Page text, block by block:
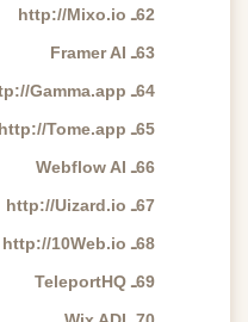
62ـ http://Mixo.io
63ـ Framer AI
64ـ http://Gamma.app
65ـ http://Tome.app
66ـ Webflow AI
67ـ http://Uizard.io
68ـ http://10Web.io
69ـ TeleportHQ